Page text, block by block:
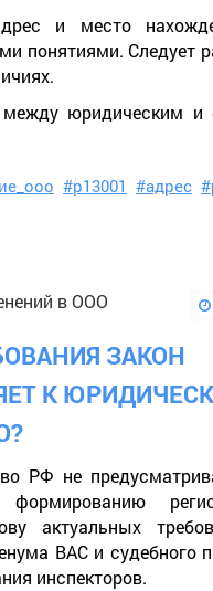
и место
понятиями. Следует
юридическим и
#р13001 #адрес
в ООО
ЗАКОН
К
РФ не
актуальных
ВАС и судебного
инспекторов.